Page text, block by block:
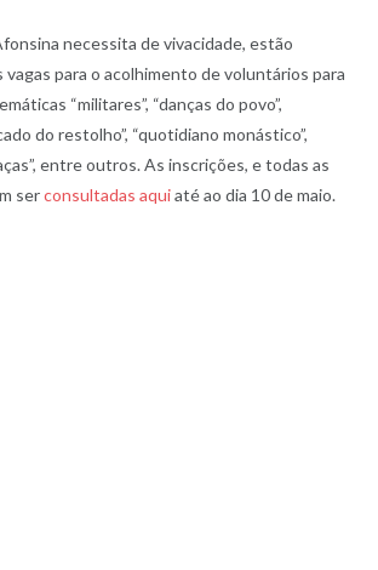
necessita de vivacidade, estão
vagas para o acolhimento de voluntários para
“militares”, “danças do povo”,
do restolho”, “quotidiano monástico”,
entre outros. As inscrições, e todas as
serconsultadas aquiaté ao dia 10 de maio.